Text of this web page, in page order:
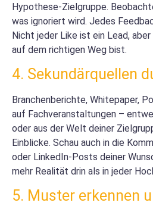
Hypothese-Zielgruppe.
was ignoriert wird. Jedes
Nicht jeder Like ist ein Lead,
auf dem richtigen Weg bist.
4. Sekundärquellen
Branchenberichte, Whitepaper,
auf Fachveranstaltungen –
oder aus der Welt deiner
Einblicke. Schau auch in die
oder LinkedIn-Posts deiner
mehr Realität drin als in jeder
5. Muster erkennen